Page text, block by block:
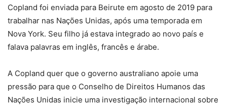
Copland foi enviada para Beirute em agosto de 2019 para
trabalhar nas Nações Unidas, após uma temporada em
Nova York. Seu filho já estava integrado ao novo país e
falava palavras em inglês, francês e árabe.
A Copland quer que o governo australiano apoie uma
pressão para que o Conselho de Direitos Humanos das
Nações Unidas inicie uma investigação internacional sobre